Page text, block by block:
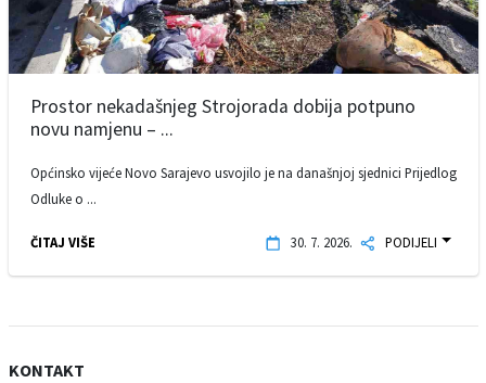
Prostor nekadašnjeg Strojorada dobija potpuno
novu namjenu – ...
Općinsko vijeće Novo Sarajevo usvojilo je na današnjoj sjednici Prijedlog
Odluke o ...
ČITAJ VIŠE 30. 7. 2026. PODIJELI
KONTAKT